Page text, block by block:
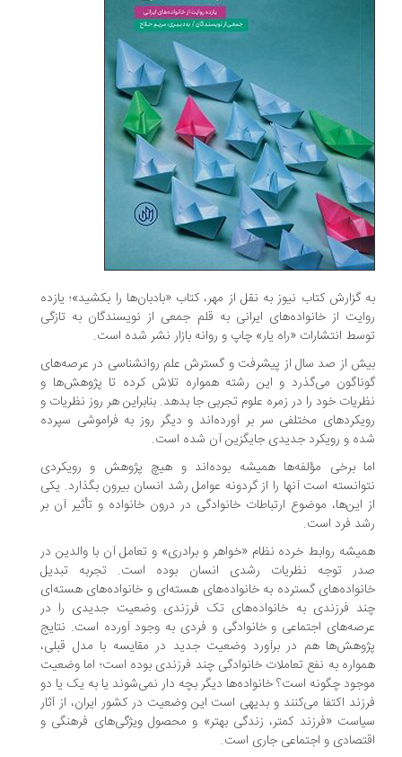
به گزارش کتاب نیوز به نقل از مهر، کتاب «بادبان‌ها را بکشید»؛ یازده
روایت از خانواده‌های ایرانی به قلم جمعی از نویسندگان به تازگی
توسط انتشارات «راه یار» چاپ و روانه بازار نشر شده است.
بیش از صد سال از پیشرفت و گسترش علم روانشناسی در عرصه‌های
گوناگون می‌گذرد و این رشته همواره تلاش کرده تا پژوهش‌ها و
نظریات خود را در زمره علوم تجربی جا بدهد. بنابراین هر روز نظریات و
رویکردهای مختلفی سر بر آورده‌اند و دیگر روز به فراموشی سپرده
شده و رویکرد جدیدی جایگزین آن شده است.
اما برخی مؤلفه‌ها همیشه بوده‌اند و هیچ پژوهش و رویکردی
نتوانسته است آنها را از گردونه عوامل رشد انسان بیرون بگذارد. یکی
از این‌ها، موضوع ارتباطات خانوادگی در درون خانواده و تأثیر آن بر
رشد فرد است.
همیشه روابط خرده نظام «خواهر و برادری» و تعامل آن با والدین در
صدر توجه نظریات رشدی انسان بوده است. تجربه تبدیل
خانواده‌های گسترده به خانواده‌های هسته‌ای و خانواده‌های هسته‌ای
چند فرزندی به خانواده‌های تک فرزندی وضعیت جدیدی را در
عرصه‌های اجتماعی و خانوادگی و فردی به وجود آورده است. نتایج
پژوهش‌ها هم در برآورد وضعیت جدید در مقایسه با مدل قبلی،
همواره به نفع تعاملات خانوادگی چند فرزندی بوده است؛ اما وضعیت
موجود چگونه است؟ خانواده‌ها دیگر بچه دار نمی‌شوند یا به یک یا دو
فرزند اکتفا می‌کنند و بدیهی است این وضعیت در کشور ایران، از آثار
سیاست «فرزند کمتر، زندگی بهتر» و محصول ویژگی‌های فرهنگی و
اقتصادی و اجتماعی جاری است.